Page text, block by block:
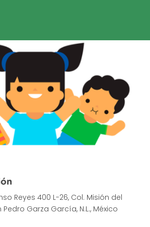
Reyes 400 L-26, Col. Misión del
Pedro Garza García, N.L., México